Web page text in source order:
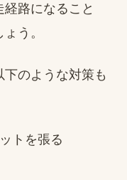
路になること
う。
のような対策も
トを張る